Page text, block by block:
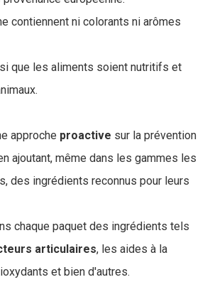
contiennent ni colorants ni arômes
que les aliments soient nutritifs et
approche proactive sur la prévention
ajoutant, même dans les gammes les
des ingrédients reconnus pour leurs
chaque paquet des ingrédients tels
articulaires, les aides à la
et bien d'autres.